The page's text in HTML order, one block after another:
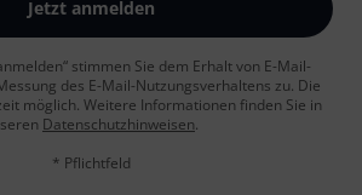
Jetzt anmelden
stimmen Sie dem Erhalt von E-Mail-
des E-Mail-Nutzungsverhaltens zu. Die
möglich. Weitere Informationen finden Sie in
Datenschutzhinweisen.
* Pflichtfeld